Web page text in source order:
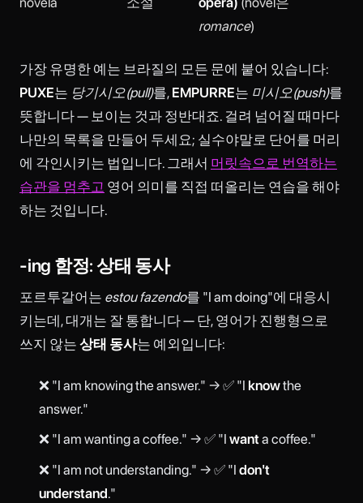
romance)
가장 유명한 예는 브라질의 모든 문에 붙어 있습니다:
PUXE는 당기시오(pull)를, EMPURRE는 미시오(push)를
뜻합니다 — 보이는 것과 정반대죠. 걸려 넘어질 때마다
나만의 목록을 만들어 두세요; 실수야말로 단어를 머리
에 각인시키는 법입니다. 그래서 머릿속으로 번역하는
습관을 멈추고 영어 의미를 직접 떠올리는 연습을 해야
하는 것입니다.
-ing 함정: 상태 동사
포르투갈어는 estou fazendo를 "I am doing"에 대응시
키는데, 대개는 잘 통합니다 — 단, 영어가 진행형으로
쓰지 않는 상태 동사는 예외입니다:
❌ "I am knowing the answer." → ✅ "I knowthe
answer."
❌ "I am wanting a coffee." → ✅ "I wanta coffee."
❌ "I am not understanding." → ✅ "I don't
understand."